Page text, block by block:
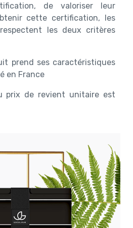
de valoriser leur
cette certification, les
les deux critères
prend ses caractéristiques
en France
prix de revient unitaire est